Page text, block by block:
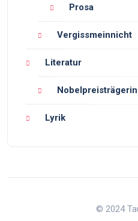
Prosa
Vergissmeinnicht
Literatur
Lyrik
© 2024